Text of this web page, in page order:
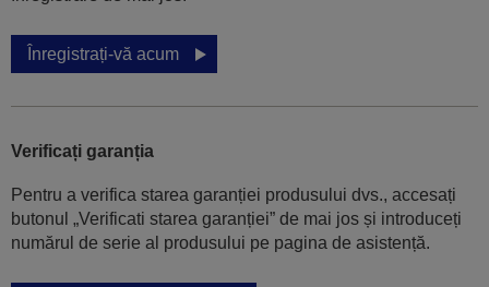
Înregistrați-vă acum
Verificați garanția
Pentru a verifica starea garanției produsului dvs., accesați
butonul „Verificati starea garanției” de mai jos și introduceți
numărul de serie al produsului pe pagina de asistență.